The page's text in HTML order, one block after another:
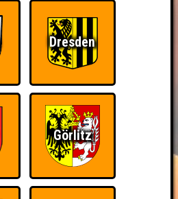
Dresden
Görlitz